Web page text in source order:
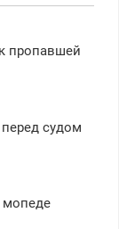
пропавшей
судом
мопеде